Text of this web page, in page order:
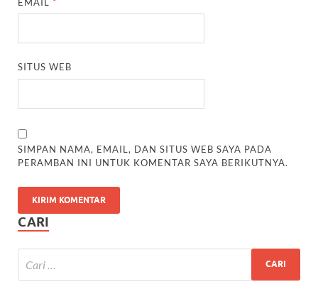
SITUS WEB
SIMPAN NAMA, EMAIL, DAN SITUS WEB SAYA PADA
PERAMBAN INI UNTUK KOMENTAR SAYA BERIKUTNYA.
CARI